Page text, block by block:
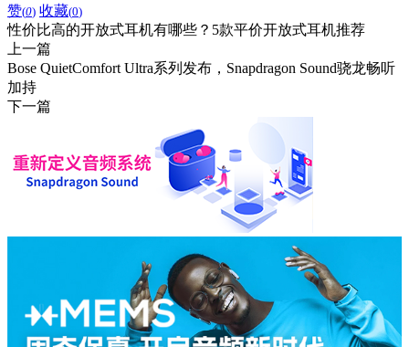
赞(0) 收藏(0)
性价比高的开放式耳机有哪些？5款平价开放式耳机推荐
上一篇
Bose QuietComfort Ultra系列发布，Snapdragon Sound骁龙畅听
加持
下一篇